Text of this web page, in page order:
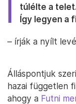
túlélte a
Így legyen a
– írják a nyílt
Álláspontjuk
hazai független
ahogy a Futni